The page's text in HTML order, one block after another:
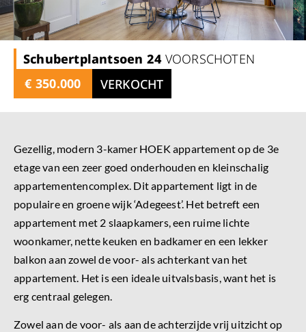
Schubertplantsoen 24 VOORSCHOTEN
€ 350.000
VERKOCHT
Gezellig, modern 3-kamer HOEK appartement op de 3e
etage van een zeer goed onderhouden en kleinschalig
appartementencomplex. Dit appartement ligt in de
populaire en groene wijk ‘Adegeest’. Het betreft een
appartement met 2 slaapkamers, een ruime lichte
woonkamer, nette keuken en badkamer en een lekker
balkon aan zowel de voor- als achterkant van het
appartement. Het is een ideale uitvalsbasis, want het is
erg centraal gelegen.
Zowel aan de voor- als aan de achterzijde vrij uitzicht op